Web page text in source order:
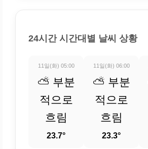
24시간 시간대별 날씨 상황
11일(화) 05:00
⛅ 부분
적으로
흐림
23.7°
11일(화) 06:00
⛅ 부분
적으로
흐림
23.3°